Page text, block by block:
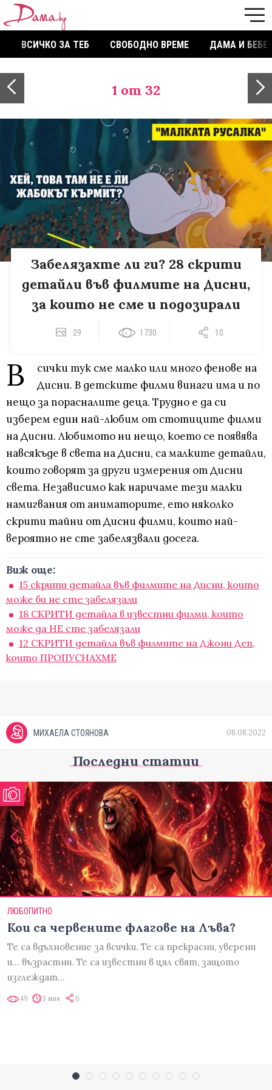
ВСИЧКО ЗА ТЕБ СВОБОДНО ВРЕМЕ ДАМА И БЕБЕ
1 от 32
Забелязахте ли ги? 28 скрити
детайли във филмите на Дисни,
за които не сме и подозирали
29 1730 10
В
сички тук сме малко или много фенове на
Дисни. В детските филми винаги има и по
нещо за порасналите деца. Трудно е да си
изберем един най-любим от стотиците филми
на Дисни. Любимото ни нещо, което се появява
навсякъде в света на Дисни, са малките детайли,
които говорят за други измерения от Дисни
света. Независимо как наричаме тези малки
намигвания от аниматорите, ето няколко
скрити тайни от Дисни филми, които най-
вероятно не сте забелязвали досега.
Виж още:
15 скрити детайла във филмите на Дисни, които
може би не сте забелязали
18 СКРИТИ детайла в известни филми, които
може да НЕ сте забелязали
12 СКРИТИ детайла във филмите на Джони Деп,
които ПРОПУСНАХМЕ
МИХАЕЛА СТОЯНОВА 08.08.2022
Последни статии
ЛЮБОПИТНО
Кои са червените флагове на Лъва?
Те са вдъхновение за всички. Те са прекрасни, уверени
и... възрастни. Те са известни в цял свят, защото
изглеждат…
49 3 мин 0